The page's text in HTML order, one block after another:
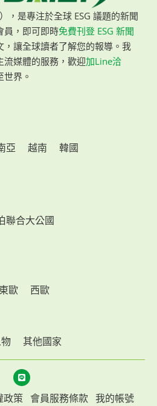
，是專注於全球 ESG 議題的新聞
員，即可即時免費刊登 ESG 新聞
，讓全球讀者了解您的報導。我
流媒體的服務，歡迎加Line洽
界。
亞 越南
韓國
聯合大公國
東歐 西歐
其他國家
政策 會員服務條款 我的帳號